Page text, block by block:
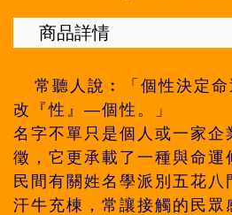
商品詳情
常聽人說︰「個性決定
改『性』—個性。」
名字不單只是個人或一家企
徵，它更承載了一種與命運
民間有關姓名學派別五花八
汗牛充棟，常讓接觸的民眾